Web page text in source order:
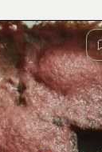
Obrázok